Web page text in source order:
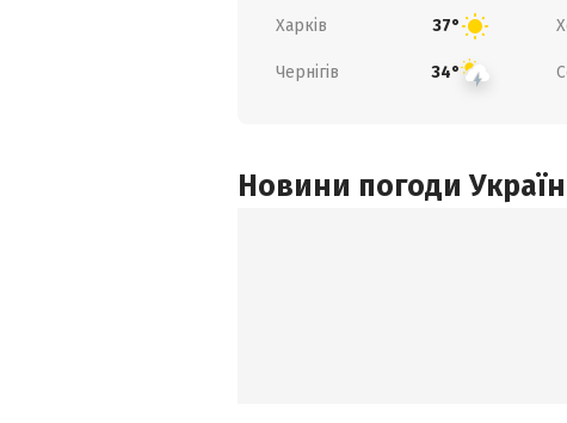
Харків 37°
Чернігів 34°
Новини погоди